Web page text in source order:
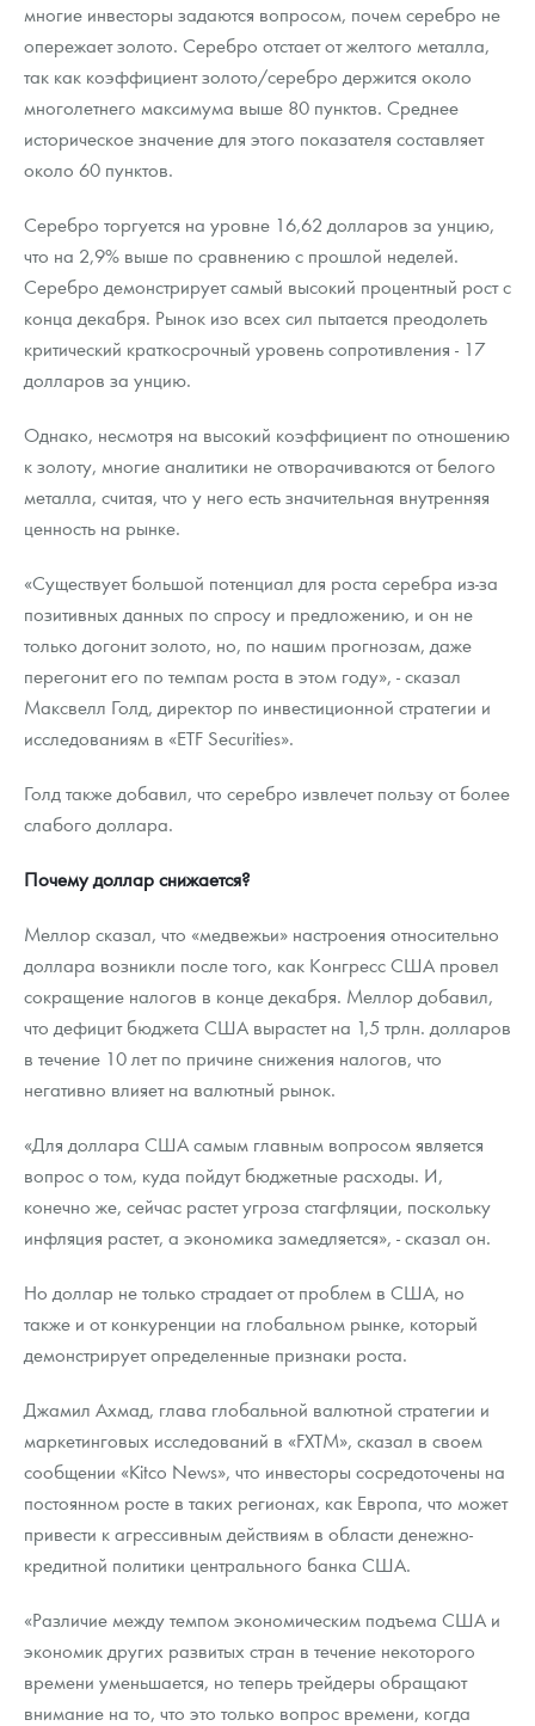
многие инвесторы задаются вопросом, почем серебро не
опережает золото. Серебро отстает от желтого металла,
так как коэффициент золото/серебро держится около
многолетнего максимума выше 80 пунктов. Среднее
историческое значение для этого показателя составляет
около 60 пунктов.
Серебро торгуется на уровне 16,62 долларов за унцию,
что на 2,9% выше по сравнению с прошлой неделей.
Серебро демонстрирует самый высокий процентный рост с
конца декабря. Рынок изо всех сил пытается преодолеть
критический краткосрочный уровень сопротивления - 17
долларов за унцию.
Однако, несмотря на высокий коэффициент по отношению
к золоту, многие аналитики не отворачиваются от белого
металла, считая, что у него есть значительная внутренняя
ценность на рынке.
«Существует большой потенциал для роста серебра из-за
позитивных данных по спросу и предложению, и он не
только догонит золото, но, по нашим прогнозам, даже
перегонит его по темпам роста в этом году», - сказал
Максвелл Голд, директор по инвестиционной стратегии и
исследованиям в «ETF Securities».
Голд также добавил, что серебро извлечет пользу от более
слабого доллара.
Почему доллар снижается?
Меллор сказал, что «медвежьи» настроения относительно
доллара возникли после того, как Конгресс США провел
сокращение налогов в конце декабря. Меллор добавил,
что дефицит бюджета США вырастет на 1,5 трлн. долларов
в течение 10 лет по причине снижения налогов, что
негативно влияет на валютный рынок.
«Для доллара США самым главным вопросом является
вопрос о том, куда пойдут бюджетные расходы. И,
конечно же, сейчас растет угроза стагфляции, поскольку
инфляция растет, а экономика замедляется», - сказал он.
Но доллар не только страдает от проблем в США, но
также и от конкуренции на глобальном рынке, который
демонстрирует определенные признаки роста.
Джамил Ахмад, глава глобальной валютной стратегии и
маркетинговых исследований в «FXTM», сказал в своем
сообщении «Kitco News», что инвесторы сосредоточены на
постоянном росте в таких регионах, как Европа, что может
привести к агрессивным действиям в области денежно-
кредитной политики центрального банка США.
«Различие между темпом экономическим подъема США и
экономик других развитых стран в течение некоторого
времени уменьшается, но теперь трейдеры обращают
внимание на то, что это только вопрос времени, когда